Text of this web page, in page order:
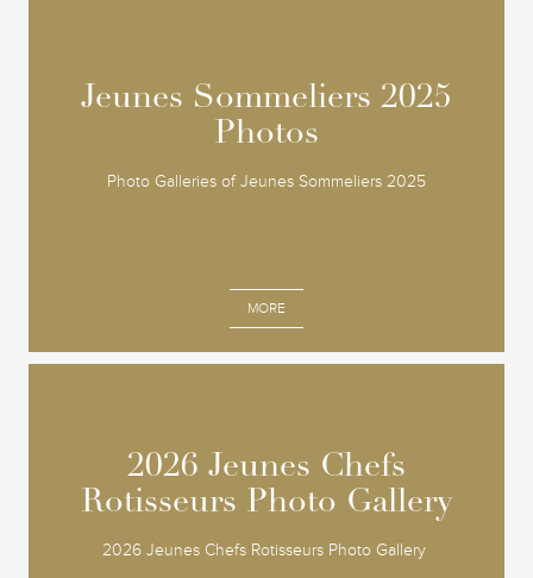
Jeunes Sommeliers 2025
Photos
Photo Galleries of Jeunes Sommeliers 2025
MORE
Jeunes Sommeliers 2025
Photos
2026 Jeunes Chefs
Rotisseurs Photo Gallery
2026 Jeunes Chefs Rotisseurs Photo Gallery
2026 Jeunes Chefs
Rotisseurs Photo Gallery